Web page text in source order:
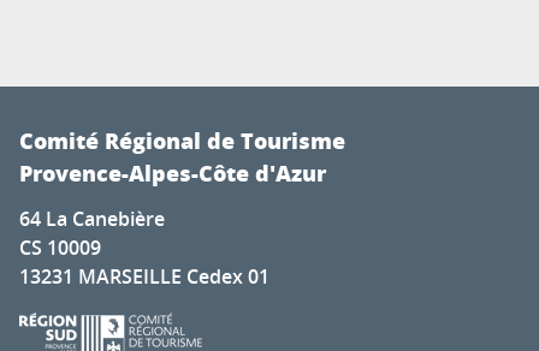
Comité Régional de Tourisme
Provence-Alpes-Côte d'Azur
64 La Canebière
CS 10009
13231 MARSEILLE Cedex 01